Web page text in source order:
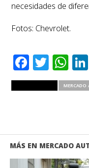
necesidades de
Fotos: Chevrolet.
MERCADO
MÁS EN MERCADO